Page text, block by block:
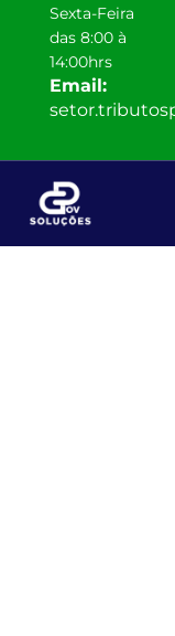
Sexta-Feira
das 8:00 à
14:00hrs
Email: